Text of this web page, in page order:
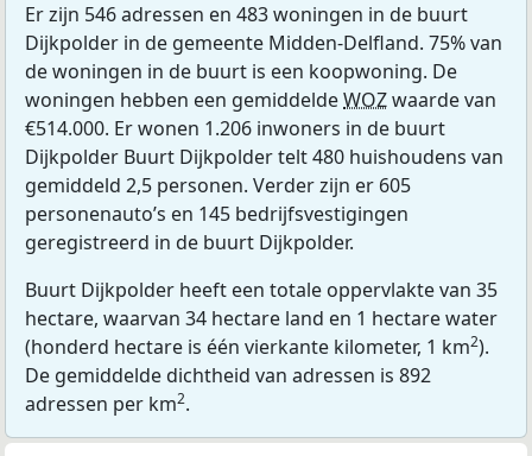
Er zijn 546 adressen en 483 woningen in de buurt
Dijkpolder in de gemeente Midden-Delfland. 75% van
de woningen in de buurt is een koopwoning. De
woningen hebben een gemiddeldeWOZwaarde van
€514.000. Er wonen 1.206 inwoners in de buurt
Dijkpolder Buurt Dijkpolder telt 480 huishoudens van
gemiddeld 2,5 personen. Verder zijn er 605
personenauto’s en 145 bedrijfsvestigingen
geregistreerd in de buurt Dijkpolder.
Buurt Dijkpolder heeft een totale oppervlakte van 35
hectare, waarvan 34 hectare land en 1 hectare water
(honderd hectare is één vierkante kilometer, 1 km2).
De gemiddelde dichtheid van adressen is 892
adressen per km2.